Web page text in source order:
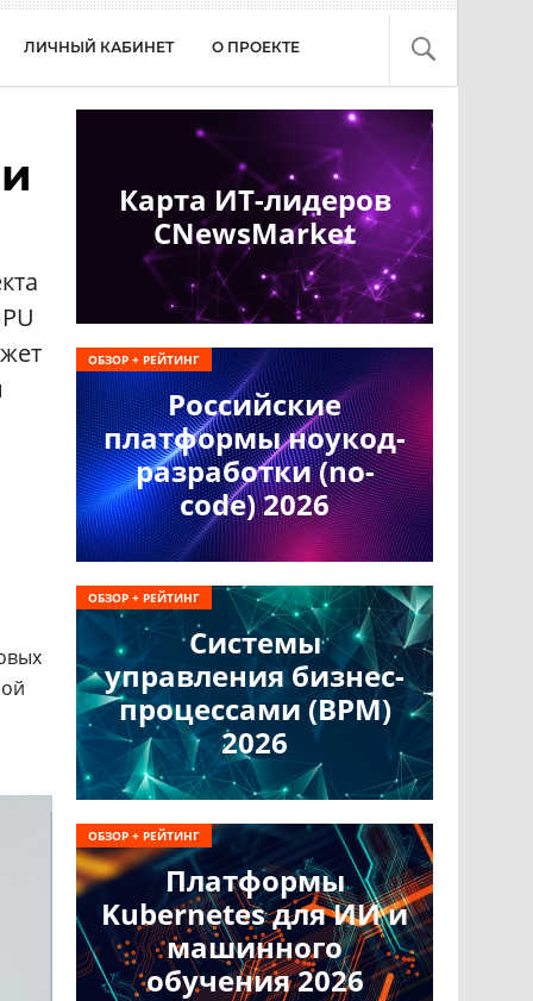
ЛИЧНЫЙ КАБИНЕТ О ПРОЕКТЕ
Карта ИТ-лидеров
CNewsMarket
Российские
платформы ноукод-
разработки (no-
code) 2026
ОБЗОР + РЕЙТИНГ
Системы
управления бизнес-
процессами (BPM)
2026
ОБЗОР + РЕЙТИНГ
Платформы
Kubernetes для ИИ и
машинного
обучения 2026
ОБЗОР + РЕЙТИНГ